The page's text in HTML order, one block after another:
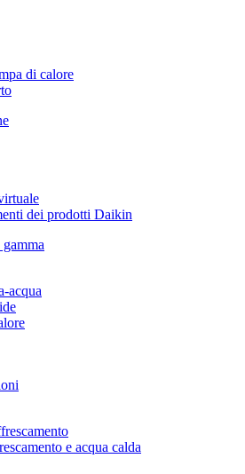
di calore
dei prodotti Daikin
acqua
e acqua calda